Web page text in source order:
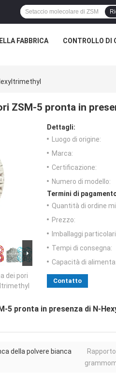
FABBRICA CONTROLLO DI
ZSM-5 pronta in
dei pori
Dettagli:
Luogo di origine:
Marca:
Certificazione:
Numero di modello:
Termini di
Quantità di ordine
Prezzo:
Imballaggi
Tempi di consegna:
Capacità di
Contatto
5 pronta in presenza di N-
della polvere bianca
Rapporto